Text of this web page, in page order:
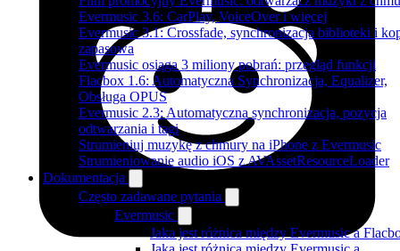
Evermusic 3.6: CarPlay, VoiceOver i więcej
Evermusic 3.1: Crossfade, synchronizacja biblioteki i
zapasowa
Evermusic osiąga 3 miliony pobrań: przegląd funkcji
Flacbox 1.6: Automatyczna Synchronizacja, Equalizer,
Obsługa OPUS
Evermusic 2.3: Automatyczna synchronizacja, pozycja
odtwarzania i tagi
Strumieniuj muzykę z chmury na iPhone z Evermusic
Strumieniowanie audio iOS z AVAssetResourceLoader
Dokumentacja
Często zadawane pytania
Evermusic
Jaka jest różnica między Evermusic a